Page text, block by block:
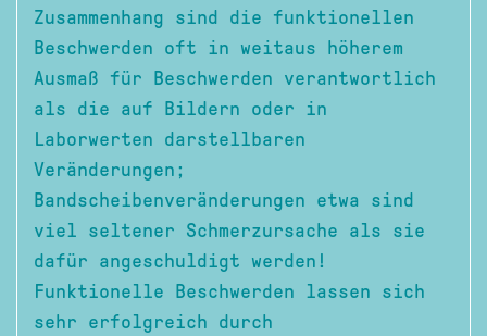
Zusammenhang sind die funktionellen
Beschwerden oft in weitaus höherem
Ausmaß für Beschwerden verantwortlich
als die auf Bildern oder in
Laborwerten darstellbaren
Veränderungen;
Bandscheibenveränderungen etwa sind
viel seltener Schmerzursache als sie
dafür angeschuldigt werden!
Funktionelle Beschwerden lassen sich
sehr erfolgreich durch